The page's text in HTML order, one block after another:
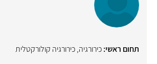
תחום ראשי:כירורגיה,כירורגיה קולורקטלית